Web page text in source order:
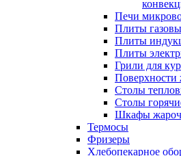
Печи
Плиты
Плиты
Плиты
Грили для кур
Поверхности
Столы
Столы
Шкафы
Термосы
Фризеры
Хлебопекарное